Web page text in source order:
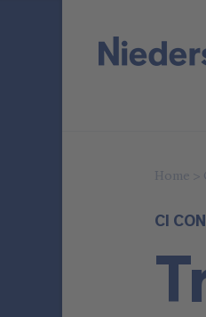
CI
Home >